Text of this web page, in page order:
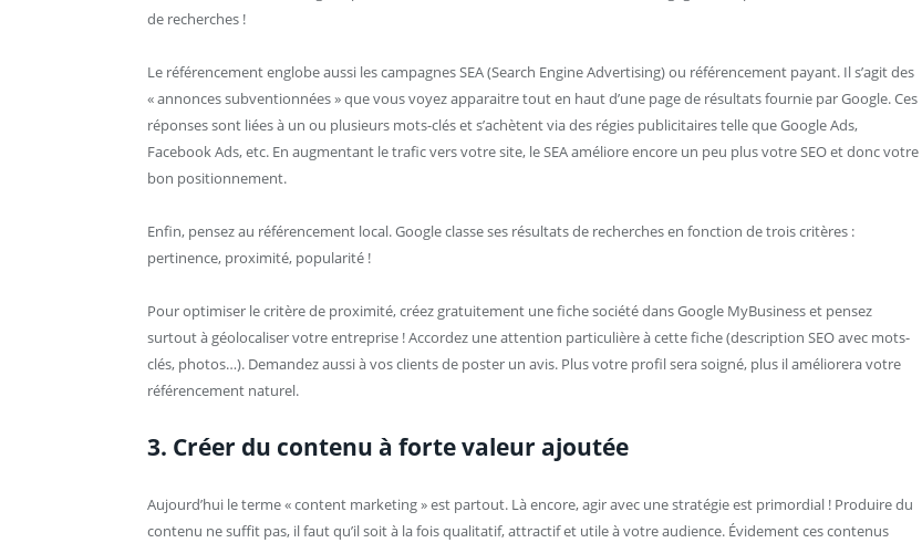
de recherches !
Le référencement englobe aussi les campagnes SEA (Search Engine Advertising) ou référencement payant. Il s’agit des
« annonces subventionnées » que vous voyez apparaitre tout en haut d’une page de résultats fournie par Google. Ces
réponses sont liées à un ou plusieurs mots-clés et s’achètent via des régies publicitaires telle que Google Ads,
Facebook Ads, etc. En augmentant le trafic vers votre site, le SEA améliore encore un peu plus votre SEO et donc votre
bon positionnement.
Enfin, pensez au référencement local. Google classe ses résultats de recherches en fonction de trois critères :
pertinence, proximité, popularité !
Pour optimiser le critère de proximité, créez gratuitement une fiche société dans Google MyBusiness et pensez
surtout à géolocaliser votre entreprise ! Accordez une attention particulière à cette fiche (description SEO avec mots-
clés, photos…). Demandez aussi à vos clients de poster un avis. Plus votre profil sera soigné, plus il améliorera votre
référencement naturel.
3. Créer du contenu à forte valeur ajoutée
Aujourd’hui le terme « content marketing » est partout. Là encore, agir avec une stratégie est primordial ! Produire du
contenu ne suffit pas, il faut qu’il soit à la fois qualitatif, attractif et utile à votre audience. Évidement ces contenus